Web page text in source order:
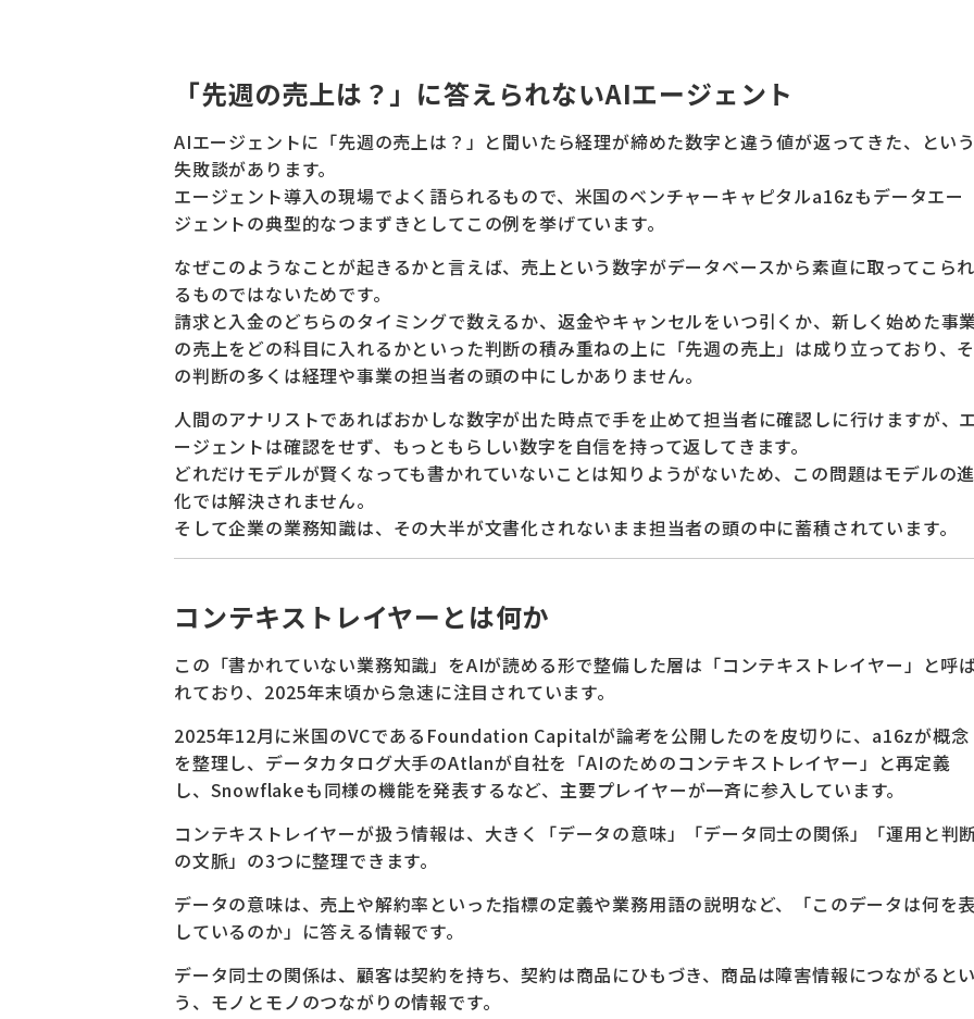
「先週の売上は？」に答えられないAIエージェント
AIエージェントに「先週の売上は？」と聞いたら経理が締めた数字と違う値が返ってきた、という
失敗談があります。
エージェント導入の現場でよく語られるもので、米国のベンチャーキャピタルa16zもデータエー
ジェントの典型的なつまずきとしてこの例を挙げています。
なぜこのようなことが起きるかと言えば、売上という数字がデータベースから素直に取ってこられ
るものではないためです。
請求と入金のどちらのタイミングで数えるか、返金やキャンセルをいつ引くか、新しく始めた事業
の売上をどの科目に入れるかといった判断の積み重ねの上に「先週の売上」は成り立っており、そ
の判断の多くは経理や事業の担当者の頭の中にしかありません。
人間のアナリストであればおかしな数字が出た時点で手を止めて担当者に確認しに行けますが、エ
ージェントは確認をせず、もっともらしい数字を自信を持って返してきます。
どれだけモデルが賢くなっても書かれていないことは知りようがないため、この問題はモデルの進
化では解決されません。
そして企業の業務知識は、その大半が文書化されないまま担当者の頭の中に蓄積されています。
コンテキストレイヤーとは何か
この「書かれていない業務知識」をAIが読める形で整備した層は「コンテキストレイヤー」と呼
れており、2025年末頃から急速に注目されています。
2025年12月に米国のVCであるFoundation Capitalが論考を公開したのを皮切りに、a16zが概念
を整理し、データカタログ大手のAtlanが自社を「AIのためのコンテキストレイヤー」と再定義
し、Snowflakeも同様の機能を発表するなど、主要プレイヤーが一斉に参入しています。
コンテキストレイヤーが扱う情報は、大きく「データの意味」「データ同士の関係」「運用と判
の文脈」の3つに整理できます。
データの意味は、売上や解約率といった指標の定義や業務用語の説明など、「このデータは何を表
しているのか」に答える情報です。
データ同士の関係は、顧客は契約を持ち、契約は商品にひもづき、商品は障害情報につながるとい
う、モノとモノのつながりの情報です。